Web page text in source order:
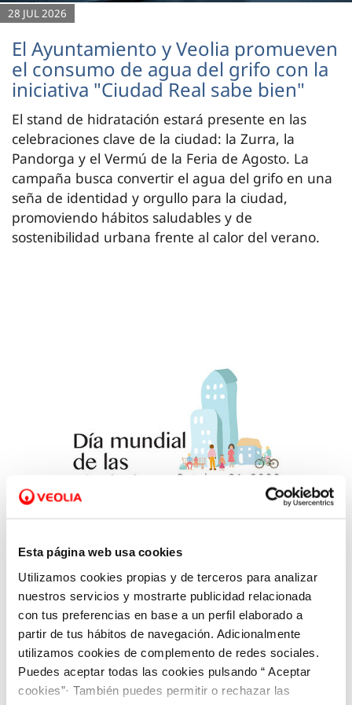
Esta página web usa cookies
Utilizamos cookies propias y de terceros para analizar
nuestros servicios y mostrarte publicidad relacionada
con tus preferencias en base a un perfil elaborado a
partir de tus hábitos de navegación. Adicionalmente
utilizamos cookies de complemento de redes sociales.
Puedes aceptar todas las cookies pulsando “ Aceptar
cookies”· También puedes permitir o rechazar las
28 JUL 2026
El Ayuntamiento y Veolia promueven
el consumo de agua del grifo con la
iniciativa "Ciudad Real sabe bien"
El stand de hidratación estará presente en las
celebraciones clave de la ciudad: la Zurra, la
Pandorga y el Vermú de la Feria de Agosto. La
campaña busca convertir el agua del grifo en una
seña de identidad y orgullo para la ciudad,
promoviendo hábitos saludables y de
sostenibilidad urbana frente al calor del verano.
30 OCT 2020
Apostamos por ciudades sostenibles para
mejorar la calidad de vida de las personas